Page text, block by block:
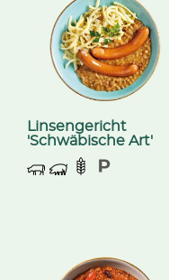
Linsengericht
'Schwäbische Art'